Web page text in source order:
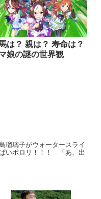
は？ 親は？ 寿命は？
娘の謎の世界観
瑠璃子がウォータースライ
いポロリ！！！ 「あ、出